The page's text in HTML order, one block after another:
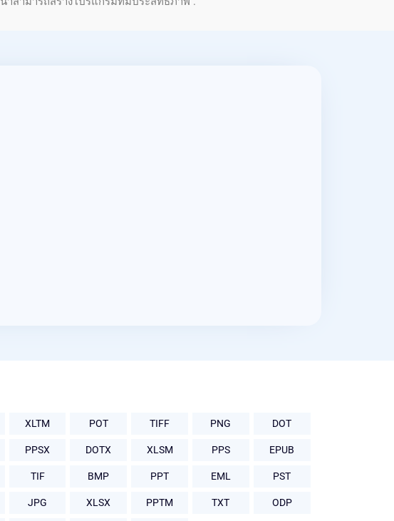
XLTM POT TIFF PNG DOT
PPSX DOTX XLSM PPS EPUB
TIF BMP PPT EML PST
JPG XLSX PPTM TXT ODP